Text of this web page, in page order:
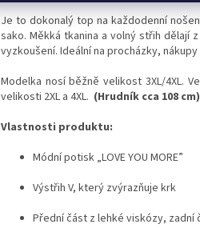
Je to dokonalý top na každodenní
sako. Měkká tkanina a volný střih
vyzkoušení. Ideální na procházky,
Modelka nosí běžně velikost 3XL/4XL.
velikosti 2XL a 4XL. (Hrudník cca 108 cm)
Vlastnosti produktu:
Módní potisk „LOVE YOU MORE”
Výstřih V, který zvýrazňuje krk
Přední část z lehké viskózy, zadní